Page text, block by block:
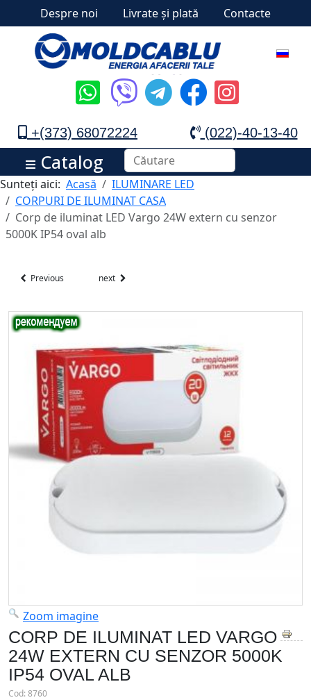
Despre noi Livrate și plată Contacte
+(373) 68072224 (022)-40-13-40
Catalog
Sunteți aici: Acasă
ILUMINARE LED
CORPURI DE ILUMINAT CASA
Corp de iluminat LED Vargo 24W extern cu senzor
5000K IP54 oval alb
Previous next
Zoom imagine
CORP DE ILUMINAT LED VARGO
24W EXTERN CU SENZOR 5000K
IP54 OVAL ALB
Cod:8760